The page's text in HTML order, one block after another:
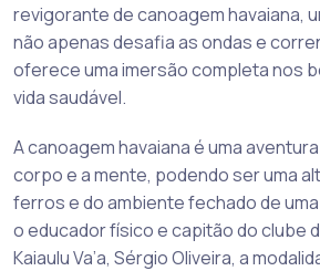
revigorante de canoagem havaiana,
não apenas desafia as ondas e
oferece uma imersão completa nos
vida saudável.
A canoagem havaiana é uma
corpo e a mente, podendo ser uma
ferros e do ambiente fechado de
o educador físico e capitão do clube
Kaiaulu Va’a, Sérgio Oliveira, a